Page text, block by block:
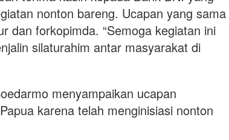
nonton bareng. Ucapan yang sama
dan forkopimda. “Semoga kegiatan ini
silaturahim antar masyarakat di
menyampaikan ucapan
karena telah menginisiasi nonton